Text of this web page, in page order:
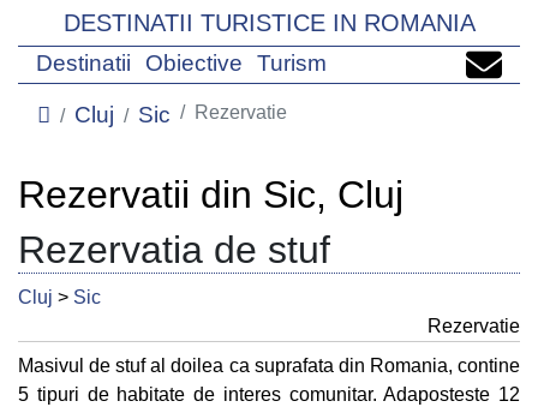
DESTINATII TURISTICE IN ROMANIA
Destinatii Obiective Turism
Cluj Sic Rezervatie
Rezervatii din Sic, Cluj
Rezervatia de stuf
Cluj > Sic
Rezervatie
Masivul de stuf al doilea ca suprafata din Romania, contine
5 tipuri de habitate de interes comunitar. Adaposteste 12